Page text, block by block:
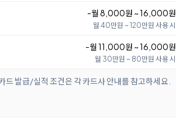
-월 8,000원 ~ 16,000원
월 40만원 ~ 120만원 사용 시
-월 11,000원 ~ 16,000원
월 30만원 ~ 80만원 사용 시
발급/실적 조건은 각 카드사 안내를 참고하세요.